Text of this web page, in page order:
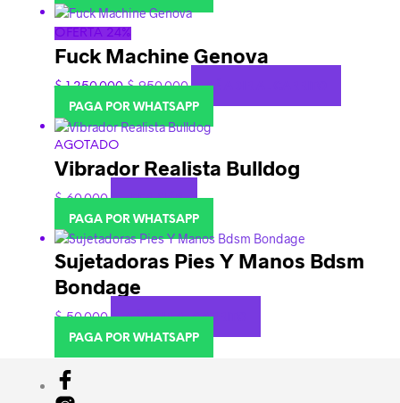
OFERTA 24%
Fuck Machine Genova
$1.250.000 $950.000
AÑADIR AL CARRITO
PAGA POR WHATSAPP
AGOTADO
Vibrador Realista Bulldog
$60.000
LEER MÁS
PAGA POR WHATSAPP
Sujetadoras Pies Y Manos Bdsm
Bondage
$50.000
AÑADIR AL CARRITO
PAGA POR WHATSAPP